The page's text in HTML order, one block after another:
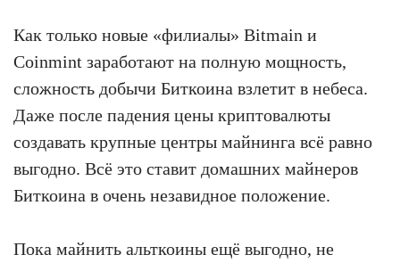
Как только новые «филиалы» Bitmain и
Coinmint заработают на полную мощность,
сложность добычи Биткоина взлетит в небеса.
Даже после падения цены криптовалюты
создавать крупные центры майнинга всё равно
выгодно. Всё это ставит домашних майнеров
Биткоина в очень незавидное положение.
Пока майнить альткоины ещё выгодно, не